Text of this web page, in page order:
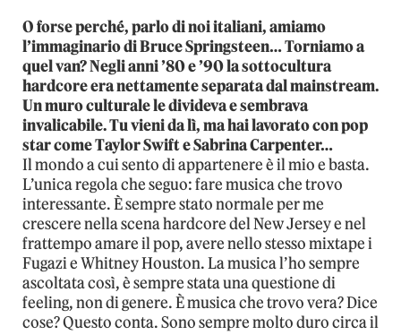
O forse perché, parlo di noi italiani, amiamo
l’immaginario di Bruce Springsteen… Torniamo a
quel van? Negli anni ’80 e ’90 la sottocultura
hardcore era nettamente separata dal mainstream.
Un muro culturale le divideva e sembrava
invalicabile. Tu vieni da lì, ma hai lavorato con pop
star come Taylor Swift e Sabrina Carpenter…
Il mondo a cui sento di appartenere è il mio e basta.
L’unica regola che seguo: fare musica che trovo
interessante. È sempre stato normale per me
crescere nella scena hardcore del New Jersey e nel
frattempo amare il pop, avere nello stesso mixtape i
Fugazi e Whitney Houston. La musica l’ho sempre
ascoltata così, è sempre stata una questione di
feeling, non di genere. È musica che trovo vera? Dice
cose? Questo conta. Sono sempre molto duro circa il